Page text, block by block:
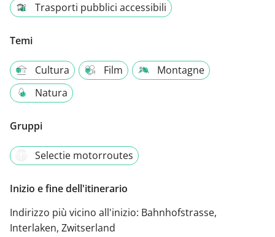
Trasporti pubblici accessibili
Temi
Cultura Film
Montagne
Natura
Gruppi
Selectie motorroutes
Inizio e fine dell'itinerario
Indirizzo più vicino all'inizio: Bahnhofstrasse,
Interlaken, Zwitserland